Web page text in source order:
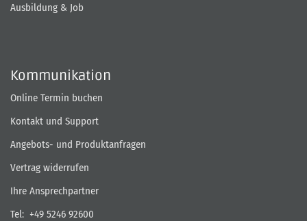
Ausbildung & Job
Kommunikation
Online Termin buchen
Kontakt und Support
Angebots- und Produktanfragen
Vertrag widerrufen
Ihre Ansprechpartner
Tel: +49 5246 92600